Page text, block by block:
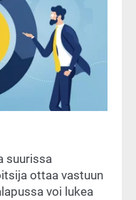
suurissa
ottaa vastuun
voi lukea